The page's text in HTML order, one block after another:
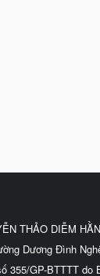
THẢO DIỄM
Dương Đình
355/GP-BTTTT